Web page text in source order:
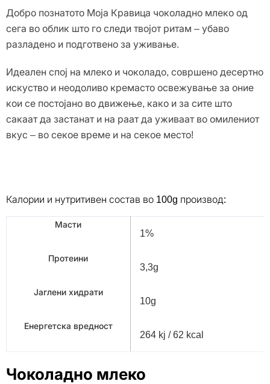
Добро познатото Моја Кравица чоколадно млеко од
сега во облик што го следи твојот ритам – убаво
разладено и подготвено за уживање.
Идеален спој на млеко и чоколадо, совршено десертно
искуство и неодоливо кремасто освежување за оние
кои се постојано во движење, како и за сите што
сакаат да застанат и на раат да уживаат во омилениот
вкус – во секое време и на секое место!
Калории и нутритивен состав во 100g производ:
Масти
1%
Протеини
3,3g
Јаглени хидрати
10g
Енергетска вредност
264 kj / 62 kcal
Чоколадно млеко